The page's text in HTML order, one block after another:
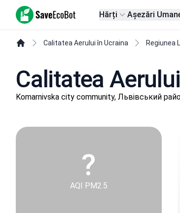
SaveEcoBot Hărți Așezări
Calitatea Aerului în Ucraina Regiunea
Calitatea
Komarnivska city community, Львівський
?
AQI PM2.5